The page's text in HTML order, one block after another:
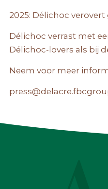
2025: Délichoc
Délichoc verrast met
Délichoc-lovers als bij
Neem voor meer